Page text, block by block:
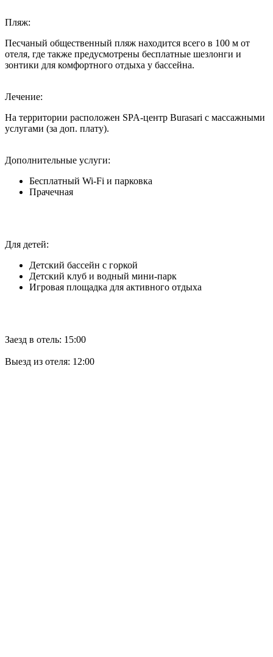
Пляж:
Песчаный общественный пляж находится всего в 100 м от
отеля, где также предусмотрены бесплатные шезлонги и
зонтики для комфортного отдыха у бассейна.
Лечение:
На территории расположен SPA-центр Burasari с массажными
услугами (за доп. плату).
Дополнительные услуги:
Бесплатный Wi-Fi и парковка
Прачечная
Для детей:
Детский бассейн с горкой
Детский клуб и водный мини-парк
Игровая площадка для активного отдыха
Заезд в отель: 15:00
Выезд из отеля: 12:00